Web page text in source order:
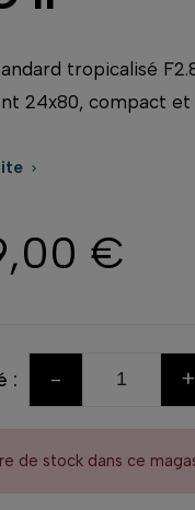
tropicalisé
24x80, compact

€
: - +
de stock dans ce